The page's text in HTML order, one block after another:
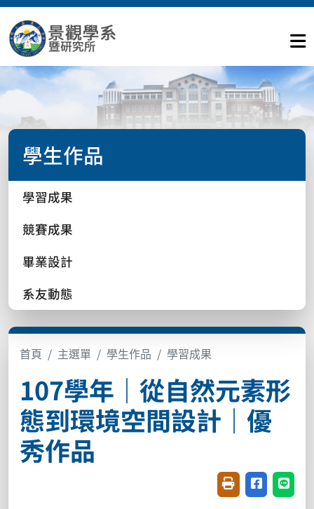
學生作品
學習成果
競賽成果
畢業設計
系友動態
首頁 主選單 學生作品 學習成果
107學年｜從自然元素形
態到環境空間設計｜優
秀作品
友善列印(開新視
分享至臉書
分享